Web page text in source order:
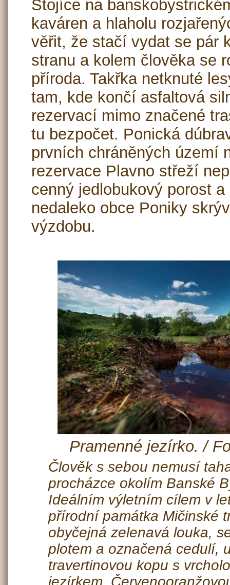
Stojíce na
kaváren a hlaholu
věřit, že stačí vydat se pár
stranu a kolem člověka se
příroda. Takřka netknuté
tam, kde končí asfaltová
rezervací mimo značené
tu bezpočet. Ponická
prvních chráněných území
rezervace Plavno střeží
cenný jedlobukový porost
nedaleko obce Poniky
výzdobu.
Pramenné jezírko. /
Člověk s sebou nemusí
procházce okolím Banské
Ideálním výletním cílem v
přírodní památka Mičinské
obyčejná zelenavá louka,
plotem a označená cedulí,
travertinovou kopu s
jezírkem.